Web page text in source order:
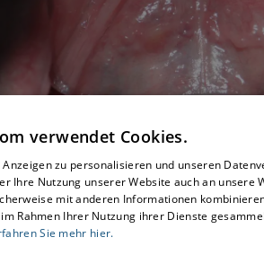
jaw (mandibula).
verwendet Cookies.
zu personalisieren und unseren
Ihre Nutzung unserer Website auch an unsere
mit anderen Informationen
Rahmen Ihrer Nutzung ihrer Dienste
Sie mehr hier.